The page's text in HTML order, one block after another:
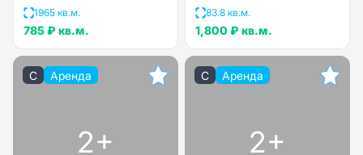
1965 кв.м.
785 ₽ кв.м.
83.8 кв.м.
1,800 ₽ кв.м.
C Аренда
2+
C Аренда
2+